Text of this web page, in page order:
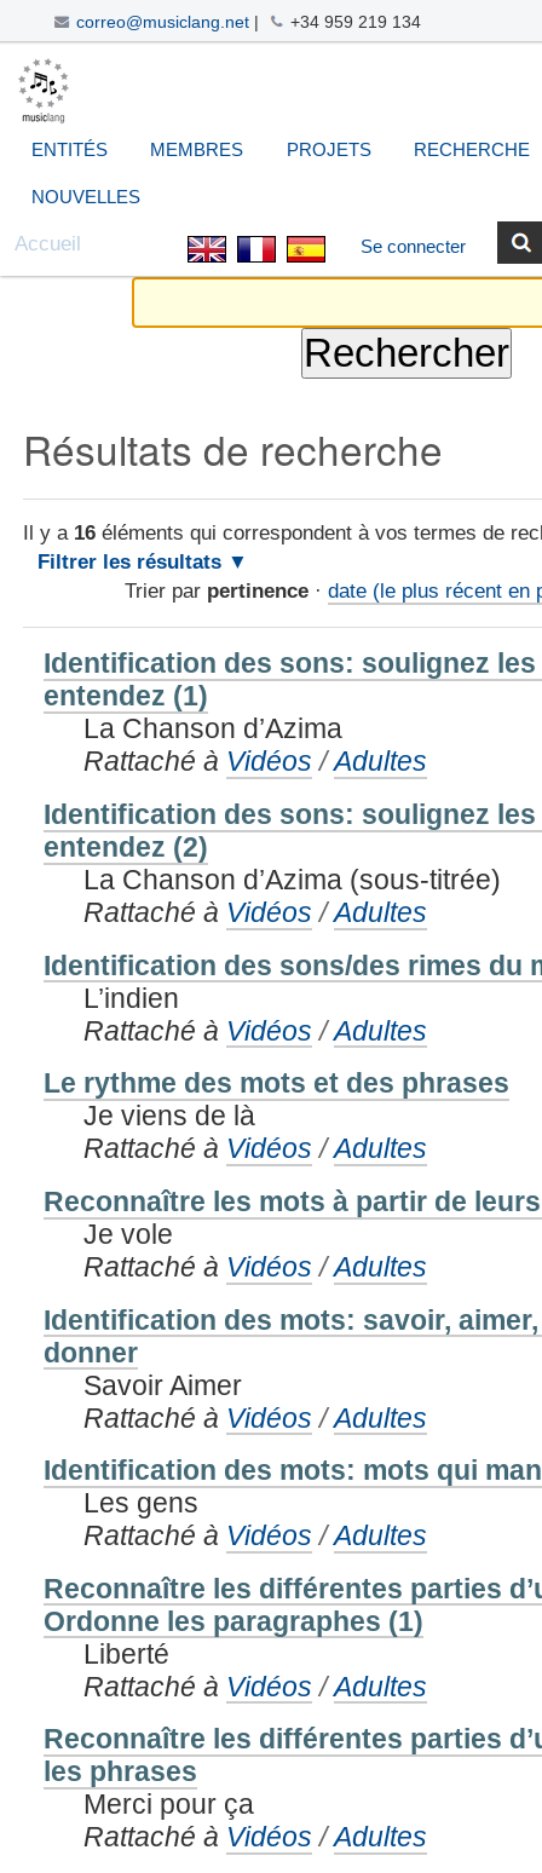
correo@musiclang.net| +34 959 219 134
Aller
au
contenu.
navigation
Navigation
ENTITÉS MEMBRES PROJETS RECHERCHE
NOUVELLES
Se connecter
Accueil
Résultats de recherche
Il y a 16 éléments qui correspondent à vos termes de
Filtrer les résultats
Trier par pertinence · date (le plus récent en
Identification des sons: soulignez
entendez (1)
La Chanson d’Azima
Rattaché à Vidéos /Adultes
Identification des sons: soulignez
entendez (2)
La Chanson d’Azima (sous-titrée)
Rattaché à Vidéos /Adultes
Identification des sons/des rimes du
L’indien
Rattaché à Vidéos /Adultes
Le rythme des mots et des phrases
Je viens de là
Rattaché à Vidéos /Adultes
Reconnaître les mots à partir de
Je vole
Rattaché à Vidéos /Adultes
Identification des mots: savoir,
donner
Savoir Aimer
Rattaché à Vidéos /Adultes
Identification des mots: mots qui
Les gens
Rattaché à Vidéos /Adultes
Reconnaître les différentes parties
Ordonne les paragraphes (1)
Liberté
Rattaché à Vidéos /Adultes
Reconnaître les différentes parties
les phrases
Merci pour ça
Rattaché à Vidéos /Adultes